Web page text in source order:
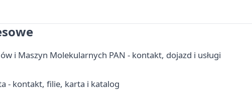
i Maszyn Molekularnych PAN - kontakt, dojazd i usługi
- kontakt, filie, karta i katalog